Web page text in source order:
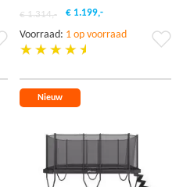
Voeg
verlanglijst
€ 1.314,- € 1.199,-
Voorraad: 1 op voorraad
Nieuw